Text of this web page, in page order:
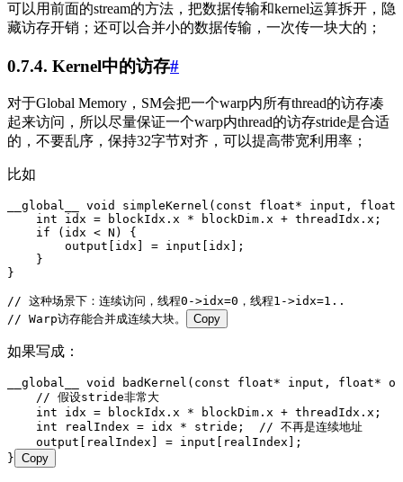
可以用前面的stream的方法，把数据传输和kernel运算拆开，隐
藏访存开销；还可以合并小的数据传输，一次传一块大的；
0.7.4. Kernel中的访存#
对于Global Memory，SM会把一个warp内所有thread的访存凑
起来访问，所以尽量保证一个warp内thread的访存stride是合适
的，不要乱序，保持32字节对齐，可以提高带宽利用率；
比如
__global__ void simpleKernel ( const float* input , float
    int
idx = blockIdx . x * blockDim . x + threadIdx . x ;
    if
(idx < N) {
        output
[idx] = input [idx];
    }
}
// 这种场景下：连续访问，线程0->idx=0，线程1->idx=1..
// Warp访存能合并成连续大块。
Copy
如果写成：
__global__ void badKernel ( const float* input , float*
    // 假设stride非常大
    int
idx = blockIdx . x * blockDim . x + threadIdx . x ;
    int
realIndex = idx * stride;
  // 不再是连续地址
    output
[realIndex] = input [realIndex];
} Copy